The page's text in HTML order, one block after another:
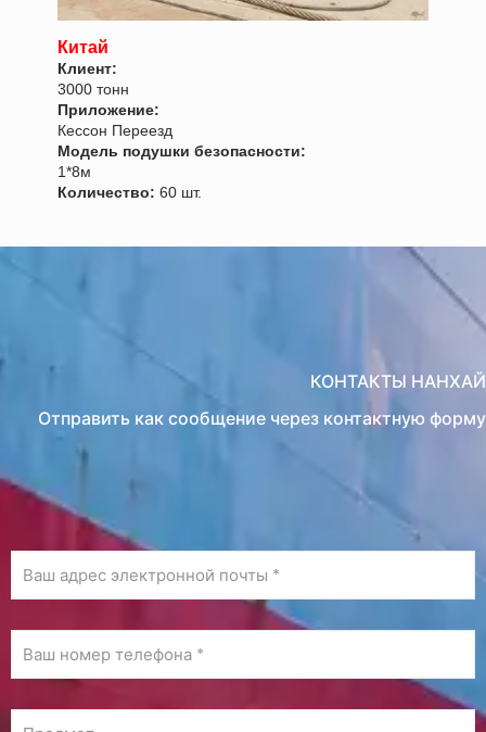
Китай
Клиент:
3000 тонн
Приложение:
Кессон Переезд
Модель подушки безопасности:
1*8м
Количество: 60 шт.
КОНТАКТЫ НАНХАЙ
Отправить как сообщение через контактную форму